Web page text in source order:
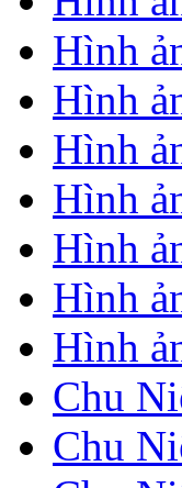
Hình
Hình
Hình
Hình
Hình
Hình
Hình
Chu
Chu